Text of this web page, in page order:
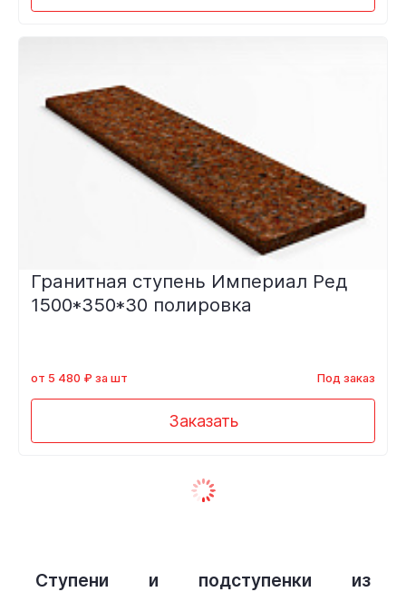
Гранитная ступень Империал Ред
1500*350*30 полировка
от 5 480 ₽ за шт Под заказ
Заказать
Ступени и подступенки из